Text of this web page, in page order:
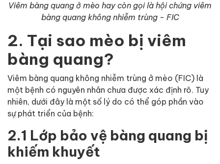
Viêm bàng quang ở mèo hay còn gọi là hội chứng viêm
bàng quang không nhiễm trùng - FIC
2. Tại sao mèo bị viêm
bàng quang?
Viêm bàng quang không nhiễm trùng ở mèo (FIC) là
một bệnh có nguyên nhân chưa được xác định rõ. Tuy
nhiên, dưới đây là một số lý do có thể góp phần vào
sự phát triển của bệnh:
2.1 Lớp bảo vệ bàng quang bị
khiếm khuyết